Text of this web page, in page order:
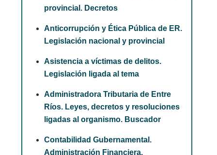
provincial. Decretos
Anticorrupción y Ética Pública de ER.
Legislación nacional y provincial
Asistencia a víctimas de delitos.
Legislación ligada al tema
Administradora Tributaria de Entre
Ríos. Leyes, decretos y resoluciones
ligadas al organismo. Buscador
Contabilidad Gubernamental.
Administración Financiera.